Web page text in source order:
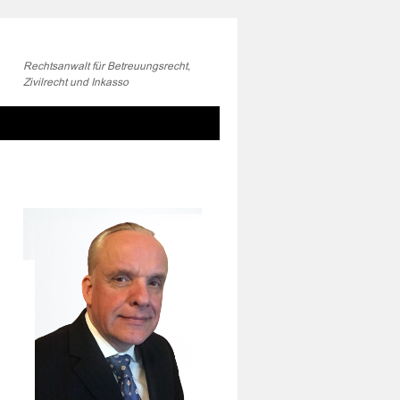
Rechtsanwalt für Betreuungsrecht,
Zivilrecht und Inkasso